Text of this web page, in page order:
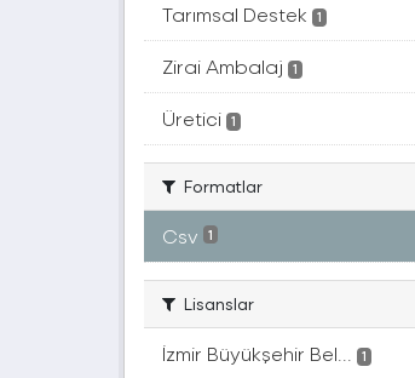
Tarımsal Destek 1
Zirai Ambalaj 1
Üretici 1
Formatlar
Csv 1
Lisanslar
İzmir Büyükşehir Bel... 1